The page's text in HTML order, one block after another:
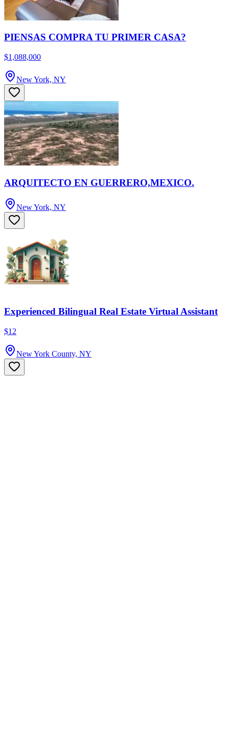
PIENSAS COMPRA TU PRIMER CASA?
$1,088,000
New York, NY
ARQUITECTO EN GUERRERO,MEXICO.
New York, NY
Experienced Bilingual Real Estate Virtual Assistant
$12
New York County, NY